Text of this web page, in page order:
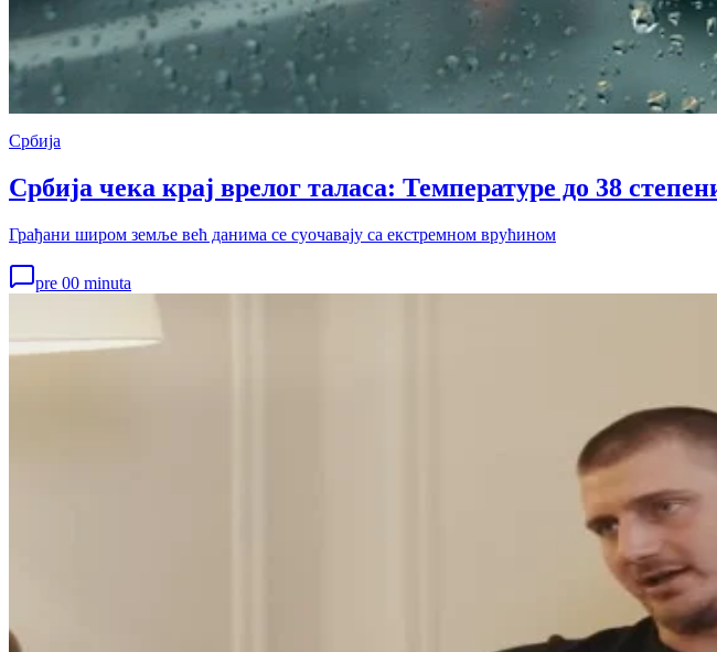
Србија
Србија чека крај врелог таласа: Температуре до 38
Грађани широм земље већ данима се суочавају са екстремном врућином
pre 00 minuta